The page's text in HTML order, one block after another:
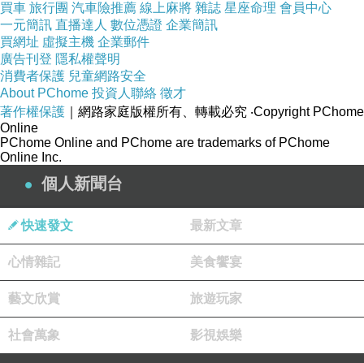
↓↓↓限量特優價格按鈕↓↓↓
買車 旅行團 汽車險推薦 線上麻將 雜誌 星座命理 會員中心
一元簡訊 直播達人 數位憑證 企業簡訊
買網址 虛擬主機 企業郵件
廣告刊登 隱私權聲明
消費者保護 兒童網路安全
About PChome 投資人聯絡 徵才
著作權保護 ｜網路家庭版權所有、轉載必究 ‧Copyright PChome
Online
PChome Online and PChome are trademarks of PChome
Online Inc.
個人新聞台
快速發文 最新文章
心情雜記 美食饗宴
藝文欣賞 旅遊玩家
社會萬象 影視娛樂